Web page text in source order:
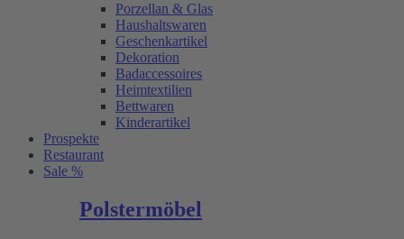
Porzellan & Glas
Haushaltswaren
Geschenkartikel
Dekoration
Badaccessoires
Heimtextilien
Bettwaren
Kinderartikel
Prospekte
Restaurant
Sale %
Polstermöbel